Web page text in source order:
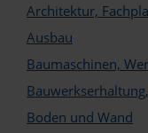
Abbruch und
Aufzugs- und
Ausbau
Baugeräte und
Bauwerkserhaltung
Architektur,
Ausbau
Baumaschinen,
Boden und Wand